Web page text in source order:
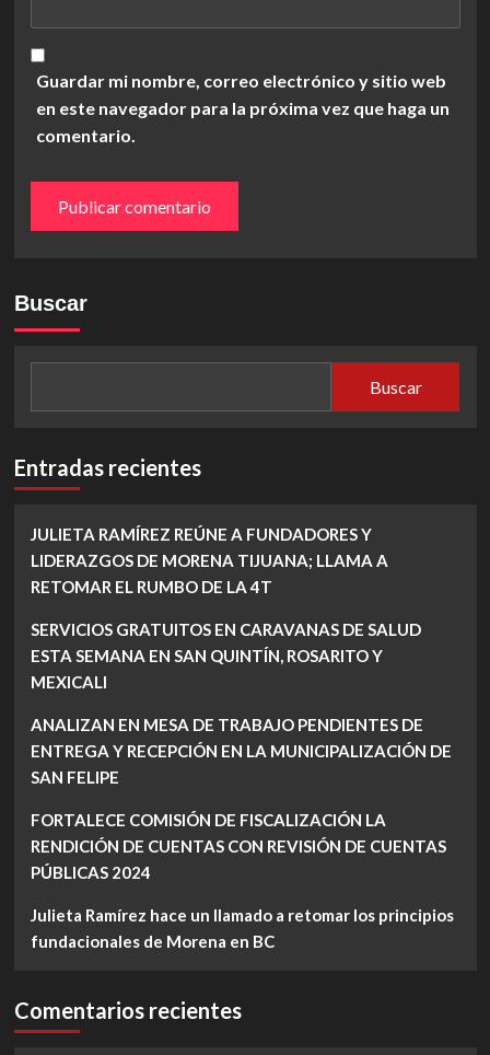
Guardar mi nombre, correo electrónico y sitio web
en este navegador para la próxima vez que haga un
comentario.
Buscar
Buscar
Entradas recientes
JULIETA RAMÍREZ REÚNE A FUNDADORES Y
LIDERAZGOS DE MORENA TIJUANA; LLAMA A
RETOMAR EL RUMBO DE LA 4T
SERVICIOS GRATUITOS EN CARAVANAS DE SALUD
ESTA SEMANA EN SAN QUINTÍN, ROSARITO Y
MEXICALI
ANALIZAN EN MESA DE TRABAJO PENDIENTES DE
ENTREGA Y RECEPCIÓN EN LA MUNICIPALIZACIÓN DE
SAN FELIPE
FORTALECE COMISIÓN DE FISCALIZACIÓN LA
RENDICIÓN DE CUENTAS CON REVISIÓN DE CUENTAS
PÚBLICAS 2024
Julieta Ramírez hace un llamado a retomar los principios
fundacionales de Morena en BC
Comentarios recientes